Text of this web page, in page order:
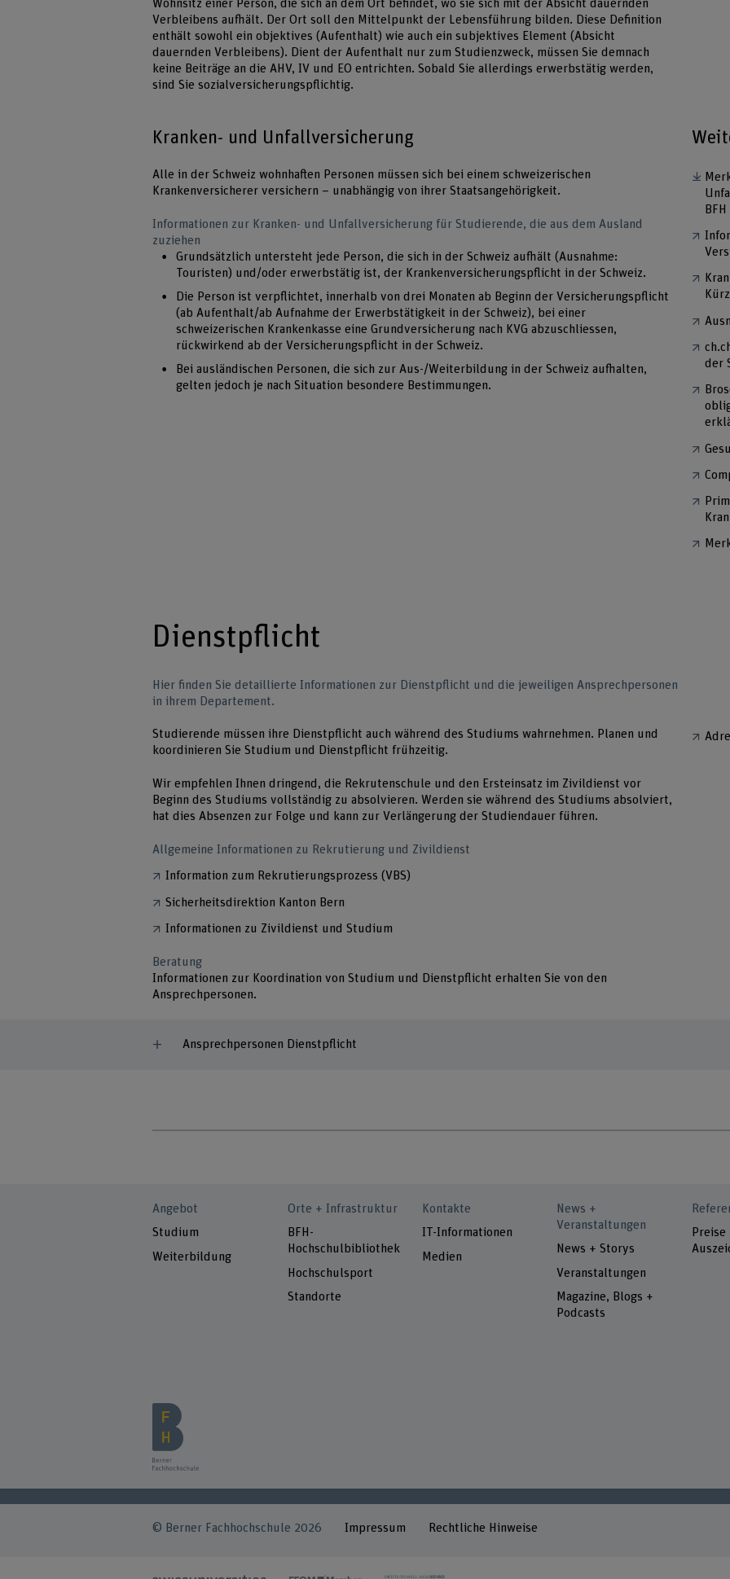
Wohnsitz einer Person, die sich an dem Ort befindet, wo sie sich mit der Absicht dauernden
Verbleibens aufhält. Der Ort soll den Mittelpunkt der Lebensführung bilden. Diese Definition
enthält sowohl ein objektives (Aufenthalt) wie auch ein subjektives Element (Absicht
dauernden Verbleibens). Dient der Aufenthalt nur zum Studienzweck, müssen Sie demnach
keine Beiträge an die AHV, IV und EO entrichten. Sobald Sie allerdings erwerbstätig werden,
sind Sie sozialversicherungspflichtig.
Kranken- und Unfallversicherung
Alle in der Schweiz wohnhaften Personen müssen sich bei einem schweizerischen
Krankenversicherer versichern – unabhängig von ihrer Staatsangehörigkeit.
Informationen zur Kranken- und Unfallversicherung für Studierende, die aus dem Ausland
zuziehen
Grundsätzlich untersteht jede Person, die sich in der Schweiz aufhält (Ausnahme:
Touristen) und/oder erwerbstätig ist, der Krankenversicherungspflicht in der Schweiz.
Die Person ist verpflichtet, innerhalb von drei Monaten ab Beginn der Versicherungspflicht
(ab Aufenthalt/ab Aufnahme der Erwerbstätigkeit in der Schweiz), bei einer
schweizerischen Krankenkasse eine Grundversicherung nach KVG abzuschliessen,
rückwirkend ab der Versicherungspflicht in der Schweiz.
Bei ausländischen Personen, die sich zur Aus-/Weiterbildung in der Schweiz aufhalten,
gelten jedoch je nach Situation besondere Bestimmungen.
BFH
der
Dienstpflicht
Hier finden Sie detaillierte Informationen zur Dienstpflicht und die jeweiligen Ansprechpersonen
in ihrem Departement.
Studierende müssen ihre Dienstpflicht auch während des Studiums wahrnehmen. Planen und
koordinieren Sie Studium und Dienstpflicht frühzeitig.
Wir empfehlen Ihnen dringend, die Rekrutenschule und den Ersteinsatz im Zivildienst vor
Beginn des Studiums vollständig zu absolvieren. Werden sie während des Studiums absolviert,
hat dies Absenzen zur Folge und kann zur Verlängerung der Studiendauer führen.
Allgemeine Informationen zu Rekrutierung und Zivildienst
Information zum Rekrutierungsprozess (VBS)
Sicherheitsdirektion Kanton Bern
Informationen zu Zivildienst und Studium
Beratung
Informationen zur Koordination von Studium und Dienstpflicht erhalten Sie von den
Ansprechpersonen.
Ansprechpersonen Dienstpflicht
Angebot
Studium
Weiterbildung
Orte + Infrastruktur
BFH-
Hochschulbibliothek
Hochschulsport
Standorte
Kontakte
IT-Informationen
Medien
News +
Veranstaltungen
News + Storys
Veranstaltungen
Magazine, Blogs +
Podcasts
Preise
© Berner Fachhochschule 2026 Impressum Rechtliche Hinweise